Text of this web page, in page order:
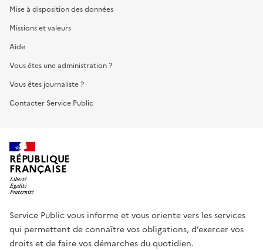
Mise à disposition des données
Missions et valeurs
Aide
Vous êtes une administration ?
Vous êtes journaliste ?
Contacter Service Public
RÉPUBLIQUE
FRANÇAISE
Service Public vous informe et vous oriente vers les services
qui permettent de connaître vos obligations, d’exercer vos
droits et de faire vos démarches du quotidien.